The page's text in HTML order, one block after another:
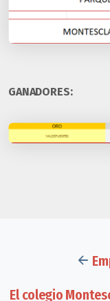
GANADORES:
El colegio